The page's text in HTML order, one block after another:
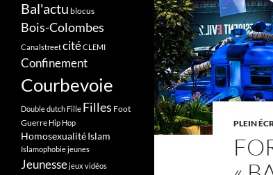
PLEIN
Bal'actu blocus
Bois-Colombes
CanalstreetcitéCLEMI
Confinement
Courbevoie
Double dutch Fille Filles Foot
Guerre Hip Hop
HomosexualitéIslam
Islamophobiejeunes
Jeunessejeux vidéos